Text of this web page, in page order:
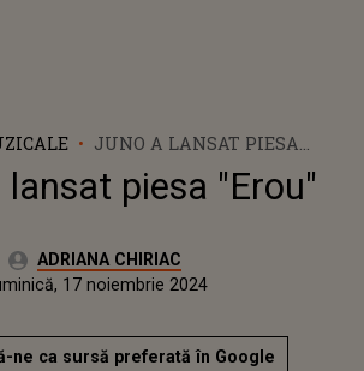
JUNO A LANSAT PIESA
"EROU"
lansat piesa "Erou"
Autor:ADRIANA CHIRIAC
17 noiembrie 2024
ne ca sursă preferată în Google